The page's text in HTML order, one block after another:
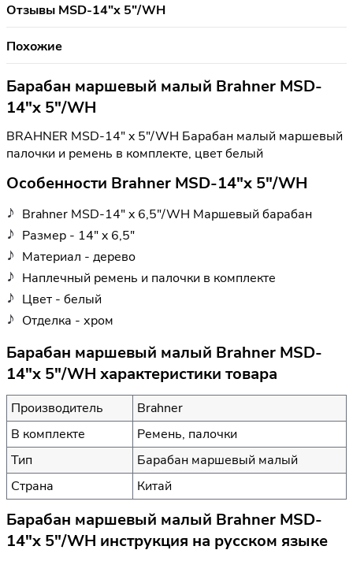
Отзывы MSD-14"x 5"/WH
Похожие
Барабан маршевый малый Brahner MSD-
14"x 5"/WH
BRAHNER MSD-14" x 5"/WH Барабан малый маршевый
палочки и ремень в комплекте, цвет белый
Особенности Brahner MSD-14"x 5"/WH
Brahner MSD-14" x 6,5"/WH Маршевый барабан
Размер - 14" x 6,5"
Материал - дерево
Наплечный ремень и палочки в комплекте
Цвет - белый
Отделка - хром
Барабан маршевый малый Brahner MSD-
14"x 5"/WH характеристики товара
Производитель
Brahner
В комплекте
Ремень, палочки
Тип
Барабан маршевый малый
Страна
Китай
Барабан маршевый малый Brahner MSD-
14"x 5"/WH инструкция на русском языке